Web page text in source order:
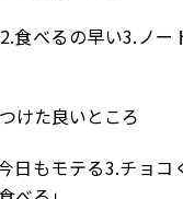
食べるの早い3.ノー
けた良いところ
日もモテる3.チョコ